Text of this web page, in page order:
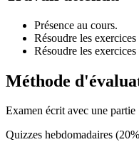
Présence au cours.
Résoudre les
Résoudre les
Méthode
Examen écrit avec une
Quizzes hebdomadaires